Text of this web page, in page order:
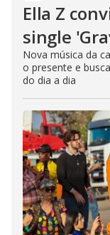
Ella Z
single
Nova música da
o presente e
do dia a dia